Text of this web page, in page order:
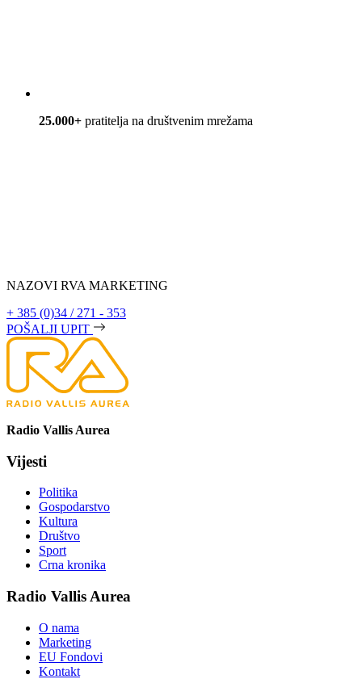
25.000+ pratitelja na društvenim mrežama
NAZOVI RVA MARKETING
+ 385 (0)34 / 271 - 353
POŠALJI UPIT
Radio Vallis Aurea
Vijesti
Politika
Gospodarstvo
Kultura
Društvo
Sport
Crna kronika
Radio Vallis Aurea
O nama
Marketing
EU Fondovi
Kontakt